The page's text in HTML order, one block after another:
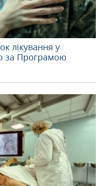
лікування у
за Програмою